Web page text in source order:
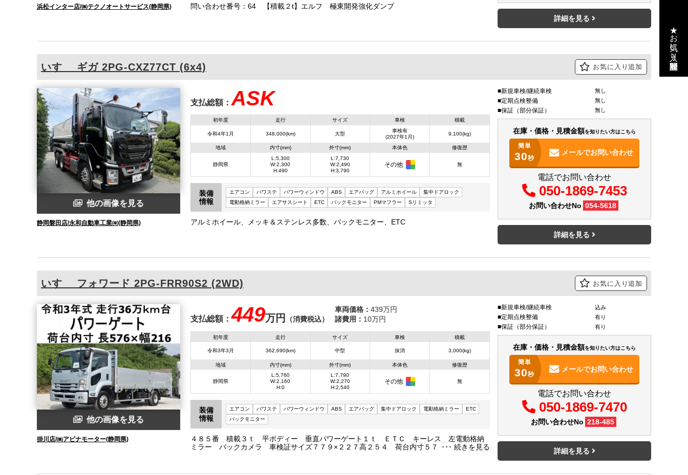
浜松インター店/㈱テクノオートサービス(静岡県)
問い合わせ番号：64 【積載２t】エルフ 極東開発強化ダンプ
詳細を見る
いすゞ ギガ 2PG-CXZ77CT (6x4) お気に入り追加
他の画像を見る
静岡磐田店/永和自動車工業㈲(静岡県)
支払総額： ASK
初年度
令和4年1月
走行
348,000(km)
サイズ
大型
車検
車検有
(2027年1月)
積載
9,100(kg)
地域
静岡県
内寸(mm)
L:5,300
W:2,300
H:490
外寸(mm)
L:7,730
W:2,490
H:3,790
本体色
その他
修復歴
無
装備
情報
エアコン パワステ パワーウィンドウ ABS エアバッグ アルミホイール
集中ドアロック
電動格納ミラー
エアサスシート ETC バックモニター PMマフラー Sリミッタ
アルミホイール、メッキ＆ステンレス多数、バックモニター、ETC
新規車検/継続車検 無し
定期点検整備 無し
保証（部分保証） 無し
在庫・価格・見積金額を知りたい方はこちら
簡単
30秒
メールでお問い合わせ
電話でお問い合わせ
050-1869-7453
お問い合わせNo 054-5618
詳細を見る
いすゞ フォワード 2PG-FRR90S2 (2WD) お気に入り追加
他の画像を見る
掛川店/㈱アビナモーター(静岡県)
支払総額：449万円 （消費税込）
車両価格： 439万円
諸費用： 10万円
初年度
令和3年3月
走行
362,690(km)
サイズ
中型
車検
抹消
積載
3,000(kg)
地域
静岡県
内寸(mm)
L:5,760
W:2,160
H:0
外寸(mm)
L:7,790
W:2,270
H:2,540
本体色
その他
修復歴
無
装備
情報
エアコン パワステ パワーウィンドウ ABS エアバッグ 集中ドアロック 電動格納ミラー
ETC
バックモニター
４８５番 積載３ｔ 平ボディー 垂直パワーゲート１ｔ ＥＴＣ キーレス 左電動格納
ミラー バックカメラ 車検証サイズ７７９×２２７高２５４ 荷台内寸５７６×２１６
新規車検/継続車検 込み
定期点検整備 有り
保証（部分保証） 有り
在庫・価格・見積金額を知りたい方はこちら
簡単
30秒
メールでお問い合わせ
電話でお問い合わせ
050-1869-7470
お問い合わせNo 218-485
詳細を見る
★お気に入り・閲覧履歴